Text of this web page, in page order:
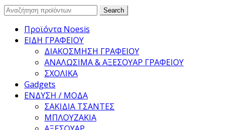
Search
Search
Προϊόντα Noesis
ΕΙΔΗ ΓΡΑΦΕΙΟΥ
ΔΙΑΚΟΣΜΗΣΗ ΓΡΑΦΕΙΟΥ
ΑΝΑΛΩΣΙΜΑ & ΑΞΕΣΟΥΑΡ ΓΡΑΦΕΙΟΥ
ΣΧΟΛΙΚΑ
Gadgets
ΕΝΔΥΣΗ / ΜΟΔΑ
ΣΑΚΙΔΙΑ ΤΣΑΝΤΕΣ
ΜΠΛΟΥΖΑΚΙΑ